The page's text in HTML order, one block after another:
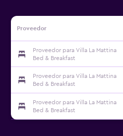
Proveedor
Proveedor para Villa La Mattina
Bed & Breakfast
Proveedor para Villa La Mattina
Bed & Breakfast
Proveedor para Villa La Mattina
Bed & Breakfast